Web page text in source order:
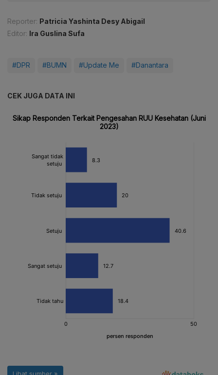
Reporter: Patricia Yashinta Desy Abigail
Editor: Ira Guslina Sufa
#DPR #BUMN #Update Me #Danantara
CEK JUGA DATA INI